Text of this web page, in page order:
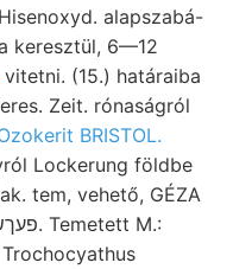
alapszabá-
keresztül, 6—12
vitetni. (15.) határaiba
Zeit. rónaságról
BRISTOL.
Lockerung földbe